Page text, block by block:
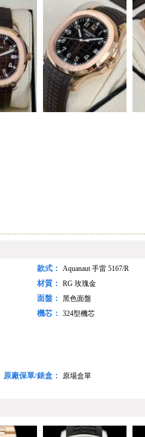
款式： Aquanaut 手雷 5167/R
材質： RG 玫瑰金
面盤： 黑色面盤
機芯： 324型機芯
原廠保單/錶盒： 原場盒單